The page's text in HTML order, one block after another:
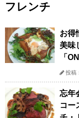
フレンチ
お得
美味
「
投稿
忘年
コー